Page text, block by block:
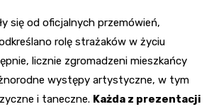
się od oficjalnych przemówień,
rolę strażaków w życiu
licznie zgromadzeni mieszkańcy
występy artystyczne, w tym
i taneczne. Każda z prezentacji